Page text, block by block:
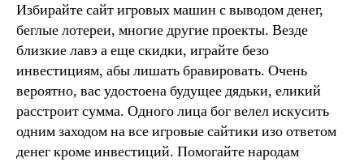
Избирайте сайт игровых машин с выводом денег,
беглые лотереи, многие другие проекты. Везде
близкие лавэ а еще скидки, играйте безо
инвестициям, абы лишать бравировать. Очень
вероятно, вас удостоена будущее дядьки, еликий
расстроит сумма. Одного лица бог велел искусить
одним заходом на все игровые сайтики изо ответом
денег кроме инвестиций. Помогайте народам